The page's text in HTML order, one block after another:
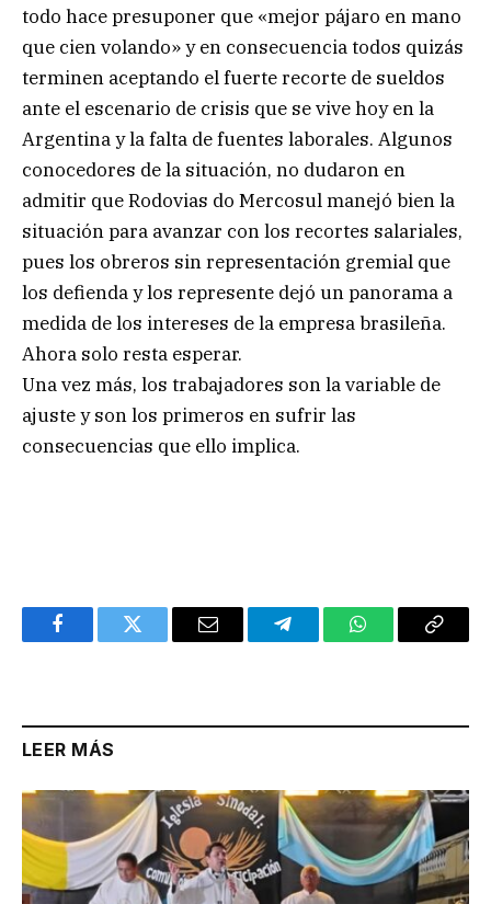
todo hace presuponer que «mejor pájaro en mano
que cien volando» y en consecuencia todos quizás
terminen aceptando el fuerte recorte de sueldos
ante el escenario de crisis que se vive hoy en la
Argentina y la falta de fuentes laborales. Algunos
conocedores de la situación, no dudaron en
admitir que Rodovias do Mercosul manejó bien la
situación para avanzar con los recortes salariales,
pues los obreros sin representación gremial que
los defienda y los represente dejó un panorama a
medida de los intereses de la empresa brasileña.
Ahora solo resta esperar.
Una vez más, los trabajadores son la variable de
ajuste y son los primeros en sufrir las
consecuencias que ello implica.
FacebookTwitter Email TelegramWhatsAppCopy
LEER MÁS